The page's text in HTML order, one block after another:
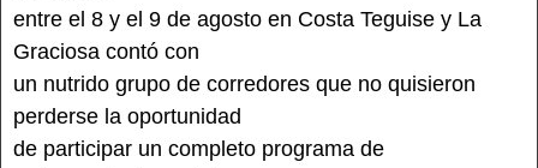
entre el 8 y el 9 de agosto en Costa Teguise y La
Graciosa contó con
un nutrido grupo de corredores que no quisieron
perderse la oportunidad
de participar un completo programa de